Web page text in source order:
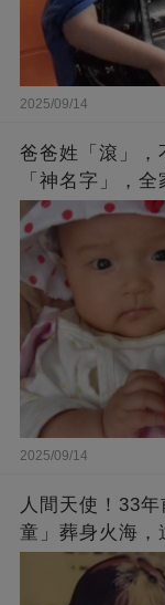
2025/09/14
爸爸姓「滾」，
「神名字」，
2025/09/14
人間天使！33
童」葬身火海，
崩：真正的英雄